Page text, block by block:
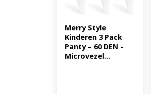
Merry Style
Kinderen 3 Pack
Panty – 60 DEN -
Microvezel...